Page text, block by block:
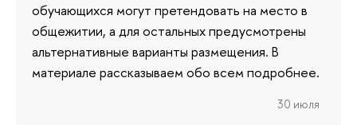
обучающихся могут претендовать на место в
общежитии, а для остальных предусмотрены
альтернативные варианты размещения. В
материале рассказываем обо всем подробнее.
30 июля